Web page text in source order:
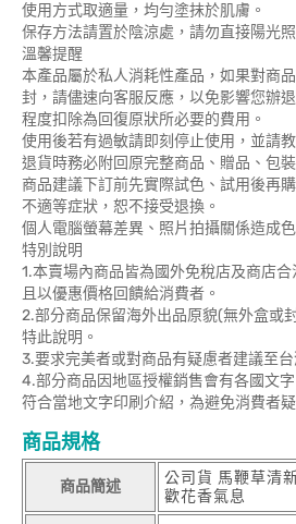
使用方式取適量，均勻塗抹於肌膚。
保存方法請置於陰涼處，請勿直接陽光
溫馨提醒
本產品屬於私人消耗性產品，如果對商
封，請儘速向客服反應，以免影響您辦
程度扣除為回復原狀所必要的費用。
使用後若有過敏請即刻停止使用，並請教
退貨時務必附回原完整商品、贈品、包
商品建議下訂前先實際試色、試用後再
不適等症狀，恕不接受退換。
個人電腦螢幕差異、照片拍攝關係造成
特別說明
1.本賣場內商品皆為國外免稅店及商店合
且以優惠價格回饋給消費者。
2.部分商品保留海外出品原貌(無外盒或
特此說明。
3.要求完美者或對商品有疑慮者建議至
4.部分商品因地區授權銷售會有各國文
符合當地文字印刷介紹，為避免消費者
商品規格
商品簡述
公司貨 馬鞭草清
歡花香氣息